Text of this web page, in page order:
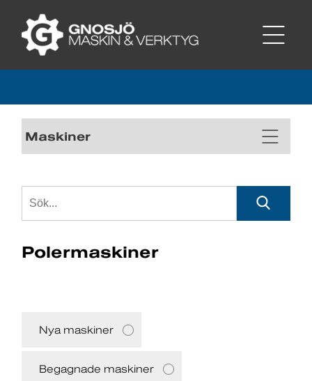
Maskiner
Polermaskiner
Nya maskiner
Begagnade maskiner